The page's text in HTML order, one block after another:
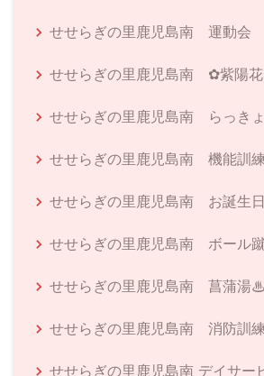
せせらぎの里鹿児島南 運動会
せせらぎの里鹿児島南 ✿紫陽
せせらぎの里鹿児島南 らっき
せせらぎの里鹿児島南 機能訓練
せせらぎの里鹿児島南 お誕生
せせらぎの里鹿児島南 ボール
せせらぎの里鹿児島南 菖蒲湯♨
せせらぎの里鹿児島南 消防訓練
せせらぎの里鹿児島南 デイサー